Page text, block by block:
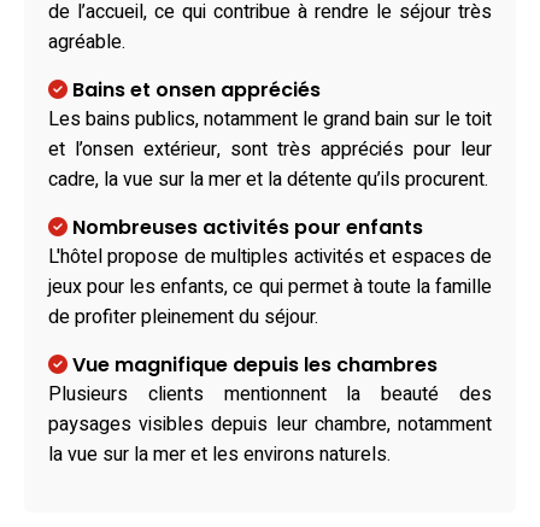
de l’accueil, ce qui contribue à rendre le séjour très
agréable.
Bains et onsen appréciés
Les bains publics, notamment le grand bain sur le toit
et l’onsen extérieur, sont très appréciés pour leur
cadre, la vue sur la mer et la détente qu’ils procurent.
Nombreuses activités pour enfants
L'hôtel propose de multiples activités et espaces de
jeux pour les enfants, ce qui permet à toute la famille
de profiter pleinement du séjour.
Vue magnifique depuis les chambres
Plusieurs clients mentionnent la beauté des
paysages visibles depuis leur chambre, notamment
la vue sur la mer et les environs naturels.